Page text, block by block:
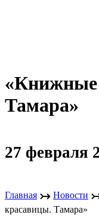
«Книжные
Тамара»
27 февраля
Главная ↣ Новости
красавицы. Тамара»